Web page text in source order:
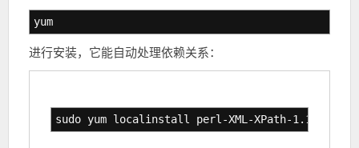
yum
进行安装，它能自动处理依赖关系：
sudo yum localinstall perl-XML-XPath-1.13-